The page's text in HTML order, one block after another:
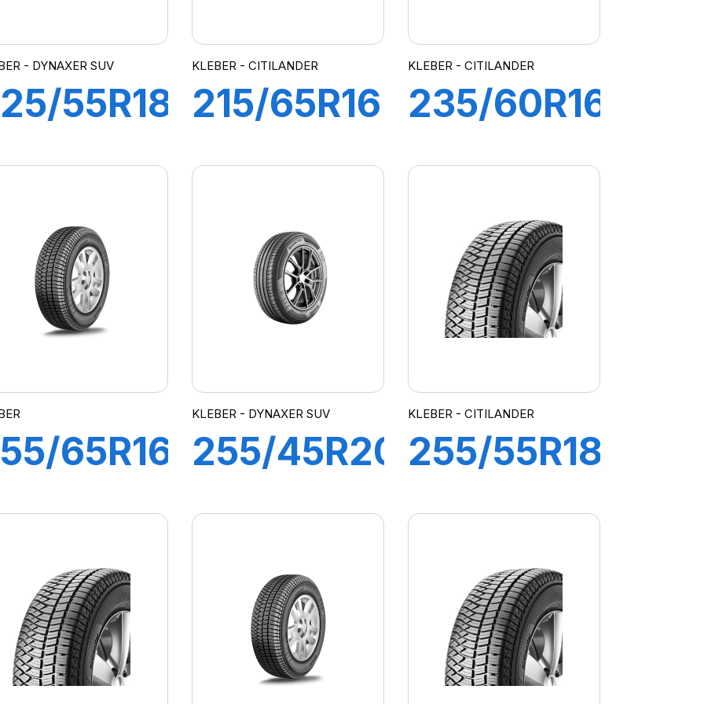
- DYNAXER SUV
55R18
KLEBER - CITILANDER
215/65R16
KLEBER - CITILANDER
235/60R16
65R16
KLEBER - DYNAXER SUV
255/45R20
SUV
KLEBER - CITILANDER
255/55R18